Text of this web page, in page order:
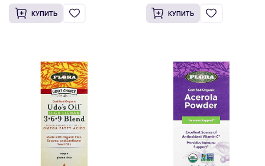
КУПИТЬ КУПИТЬ